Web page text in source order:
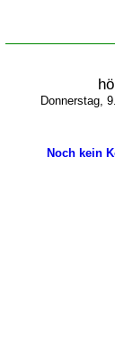
Donnerstag,
Noch kein